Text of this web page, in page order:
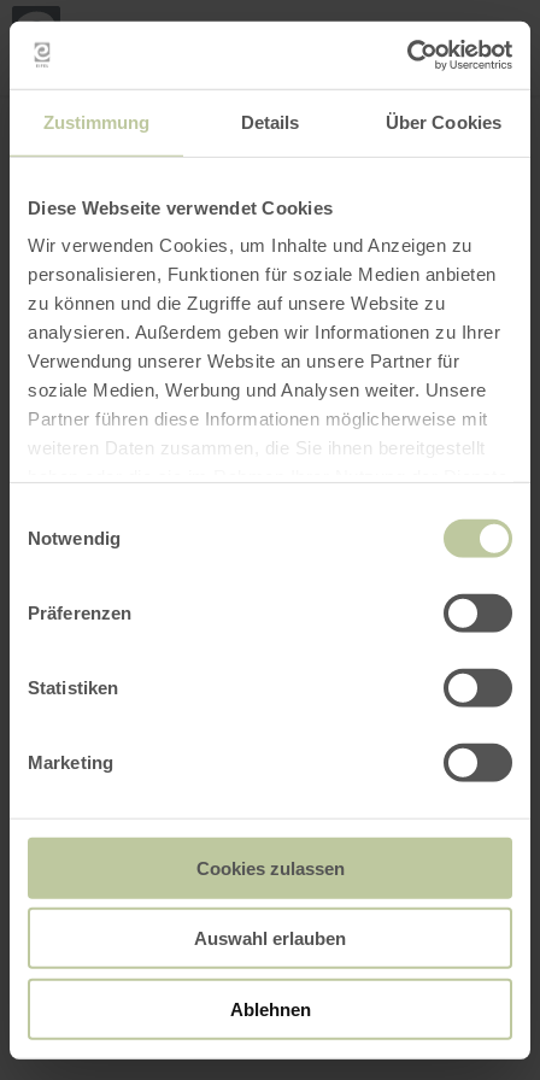
Zustimmung Details Über Cookies
Diese Webseite verwendet Cookies
Wir verwenden Cookies, um Inhalte und Anzeigen zu
personalisieren, Funktionen für soziale Medien anbieten
zu können und die Zugriffe auf unsere Website zu
analysieren. Außerdem geben wir Informationen zu Ihrer
Verwendung unserer Website an unsere Partner für
soziale Medien, Werbung und Analysen weiter. Unsere
Partner führen diese Informationen möglicherweise mit
weiteren Daten zusammen, die Sie ihnen bereitgestellt
Notwendig
Präferenzen
Statistiken
Marketing
Cookies zulassen
Auswahl erlauben
Ablehnen
INTERAKTIVE KARTE
Filter öffnen